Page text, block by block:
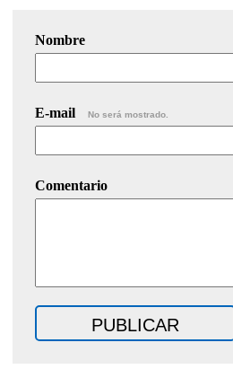
Nombre
E-mail No será mostrado.
Comentario